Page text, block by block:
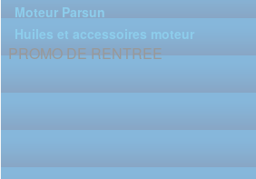
Moteur Parsun
Huiles et accessoires moteur
PROMO DE RENTREE